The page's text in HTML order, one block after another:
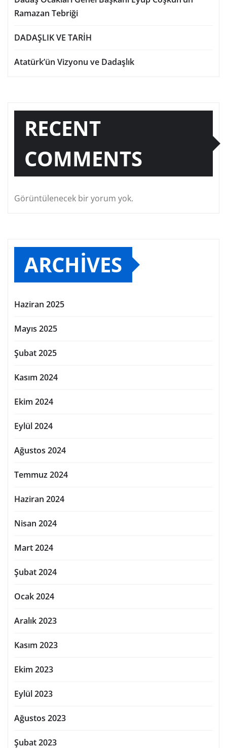
Ramazan Tebriği
DADAŞLIK VE TARİH
Atatürk’ün Vizyonu ve Dadaşlık
RECENT
COMMENTS
Görüntülenecek bir yorum yok.
ARCHIVES
Haziran 2025
Mayıs 2025
Şubat 2025
Kasım 2024
Ekim 2024
Eylül 2024
Ağustos 2024
Temmuz 2024
Haziran 2024
Nisan 2024
Mart 2024
Şubat 2024
Ocak 2024
Aralık 2023
Kasım 2023
Ekim 2023
Eylül 2023
Ağustos 2023
Şubat 2023